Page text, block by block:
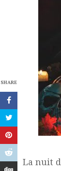
SHARE
La nuit